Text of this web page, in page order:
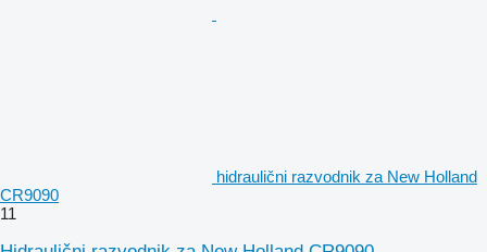
hidraulični razvodnik za New Holland
CR9090
11